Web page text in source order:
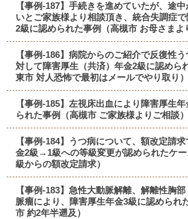
【事例-187】手続きを進めていたが、途
いとご家族様より相談頂き、統合失調症
2級に認められた事例（高槻市 お母さまよ
【事例-186】病院からのご紹介で反復性
対して障害厚生（共済）年金2級に認めら
東市 対人恐怖で最初はメールでやり取り）
【事例-185】左視床出血により障害厚生
られた事例（高槻市 ご家族様よりご相談）
【事例-184】うつ病について、額改定請
金2級→1級への等級変更が認められたケ
級からの額改定請求）
【事例-183】急性大動脈解離、解離性胸
脈瘤により、障害厚生年金3級に認められ
市 約2年半遡及）